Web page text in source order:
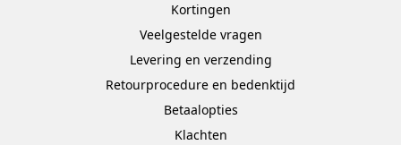
Kortingen
Veelgestelde vragen
Levering en verzending
Retourprocedure en bedenktijd
Betaalopties
Klachten